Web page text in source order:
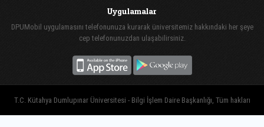
Uygulamalar
DPUMobil uygulamasını telefonunuza kurarak üniversitemiz hakkındaki her şeye
cep telefonunuzdan ulaşabilirsiniz.
T.C. Kütahya Dumlupınar Üniversitesi - Bilgi İşlem Daire Başkanlığı, Tüm hakları